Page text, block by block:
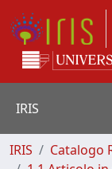
IRIS
IRIS Catalogo